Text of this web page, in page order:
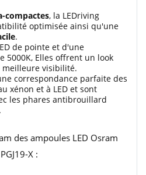
compactes, la LEDriving
optimisée ainsi qu'une
.
de pointe et d'une
5000K, Elles offrent un look
visibilité.
correspondance parfaite des
xénon et à LED et sont
les phares antibrouillard
des ampoules LED Osram
X :